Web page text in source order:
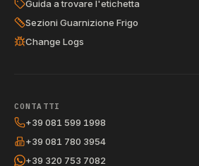
Guida a trovare l'etichetta
Sezioni Guarnizione Frigo
Change Logs
CONTATTI
+39 081 599 1998
+39 081 780 3954
+39 320 753 7082